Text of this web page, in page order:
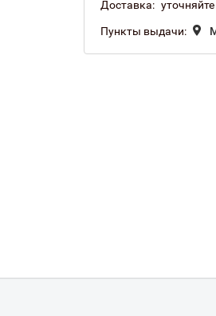
Доставка:
Пункты выдачи: